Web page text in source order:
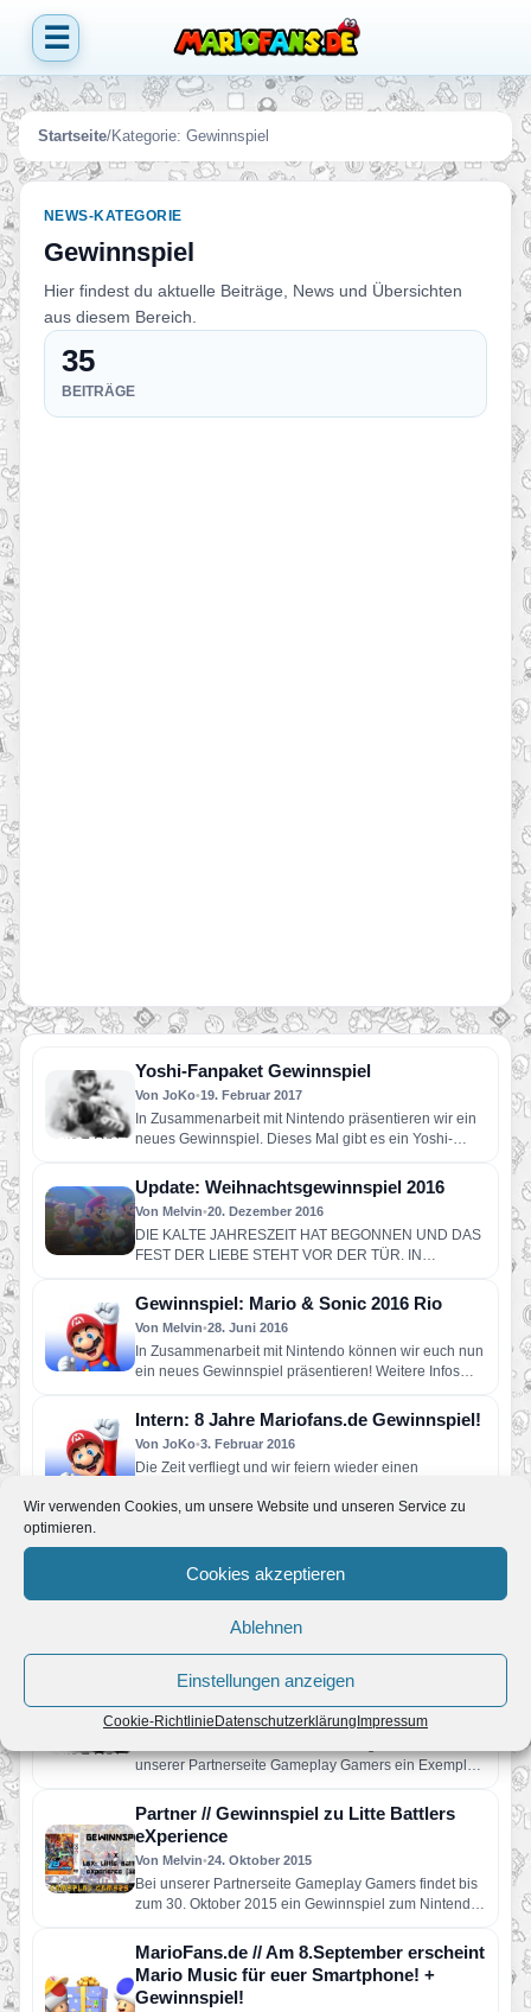
Wir verwenden Cookies, um unsere Website und unseren Service zu
optimieren.
Cookies akzeptieren
Ablehnen
Einstellungen anzeigen
Cookie-Richtlinie Datenschutzerklärung Impressum
☰
Startseite/Kategorie: Gewinnspiel
NEWS-KATEGORIE
Gewinnspiel
Hier findest du aktuelle Beiträge, News und Übersichten
aus diesem Bereich.
35
BEITRÄGE
Yoshi-Fanpaket Gewinnspiel
Von JoKo•19. Februar 2017
In Zusammenarbeit mit Nintendo präsentieren wir ein
neues Gewinnspiel. Dieses Mal gibt es ein Yoshi-
Update: Weihnachtsgewinnspiel 2016
Von Melvin•20. Dezember 2016
DIE KALTE JAHRESZEIT HAT BEGONNEN UND DAS
FEST DER LIEBE STEHT VOR DER TÜR. IN
Gewinnspiel: Mario & Sonic 2016 Rio
Von Melvin•28. Juni 2016
In Zusammenarbeit mit Nintendo können wir euch nun
ein neues Gewinnspiel präsentieren! Weitere Infos
Intern: 8 Jahre Mariofans.de Gewinnspiel!
Von JoKo•3. Februar 2016
Die Zeit verfliegt und wir feiern wieder einen
Von JoKo•6. Dezember 2015
haben noch das perfekte Geschenk für den
Partner: Gewinne Animal Crossing:
Happy Home Designer!
Von JoKo•10. November 2015
unserer Partnerseite Gameplay Gamers ein Exemplar
Partner // Gewinnspiel zu Litte Battlers
eXperience
Von Melvin•24. Oktober 2015
Bei unserer Partnerseite Gameplay Gamers findet bis
zum 30. Oktober 2015 ein Gewinnspiel zum Nintendo-
MarioFans.de // Am 8.September erscheint
Mario Music für euer Smartphone! +
Gewinnspiel!